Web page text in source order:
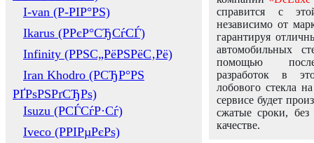
I-van (Р-РІР°РЅ)
Ikarus (РРєР°СЂСѓСЃ)
Infinity (РРЅС„РёРЅРёС‚Рё)
Iran Khodro (РСЂР°РЅ
РҐРѕРЅРґСЂРѕ)
Isuzu (РСЃСѓР·Сѓ)
Iveco (РРІРµРєРѕ)
справится с
независимо от
гарантируя
автомобильных
помощью
разработок в
лобового стекла
сервисе будет
сжатые сроки,
качестве.